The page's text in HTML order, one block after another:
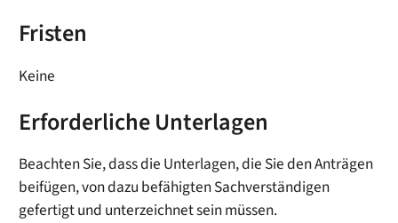
Fristen
Keine
Erforderliche Unterlagen
Beachten Sie, dass die Unterlagen, die Sie den Anträgen
beifügen, von dazu befähigten Sachverständigen
gefertigt und unterzeichnet sein müssen.